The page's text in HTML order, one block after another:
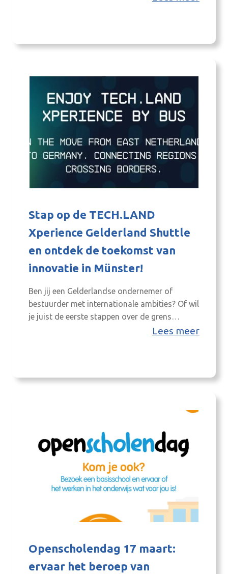
om talent beter te herkennen, benutten en…
Stap op de TECH.LAND
Xperience Gelderland Shuttle
en ontdek de toekomst van
innovatie in Münster!
Ben jij een Gelderlandse ondernemer of
bestuurder met internationale ambities? Of wil
je juist de eerste stappen over de grens
zetten?Op 12 maart 2026 bieden de 8RHK, in
event TECH.LAND X-perience in Münster.
Lees meer
Openscholendag 17 maart:
ervaar het beroep van